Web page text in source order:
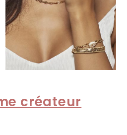
créateur